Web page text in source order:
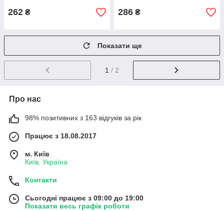
262 ₴ 286 ₴
Показати ще
1 / 2
Про нас
98% позитивних з 163 відгуків за рік
Працює з 18.08.2017
м. Київ
Київ, Україна
Контакти
Сьогодні працює з 09:00 до 19:00
Показати весь графік роботи